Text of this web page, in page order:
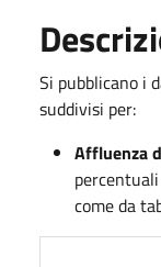
Si pubblicano i
suddivisi per:
Affluenza
come da